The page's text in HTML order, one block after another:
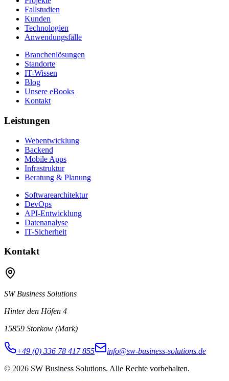
Fallstudien
Kunden
Technologien
Anwendungsfälle
Branchenlösungen
Standorte
IT-Wissen
Blog
Unsere eBooks
Kontakt
Leistungen
Webentwicklung
Backend
Mobile Apps
Infrastruktur
Beratung & Planung
Softwarearchitektur
DevOps
API-Entwicklung
Datenanalyse
IT-Sicherheit
Kontakt
SW Business Solutions
Hinter den Höfen 4
15859 Storkow (Mark)
+49 (0) 336 78 417 855
info@sw-business-solutions.de
© 2026 SW Business Solutions. Alle Rechte vorbehalten.